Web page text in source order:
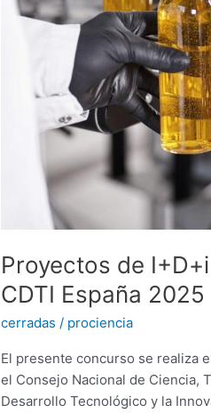
Proyectos de
CDTI España 2025
cerradas / prociencia
El presente concurso se realiza
el Consejo Nacional de Ciencia,
Desarrollo Tecnológico y la
CDTI